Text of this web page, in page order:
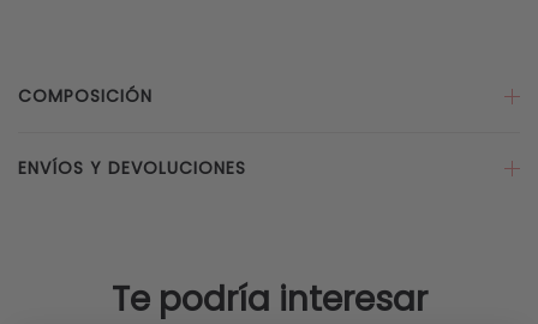
COMPOSICIÓN
ENVÍOS Y DEVOLUCIONES
Te podría interesar